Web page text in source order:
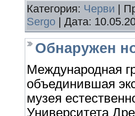
Категория: Черви |
Sergo | Дата:
Обнаружен
Международная
объединившая
музея
Университета